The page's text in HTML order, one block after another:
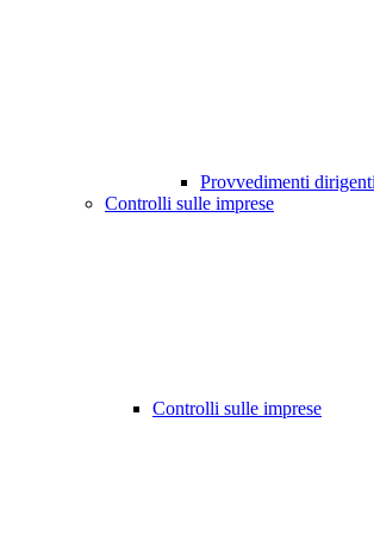
Provvedimenti
Controlli sulle imprese
Controlli sulle imprese